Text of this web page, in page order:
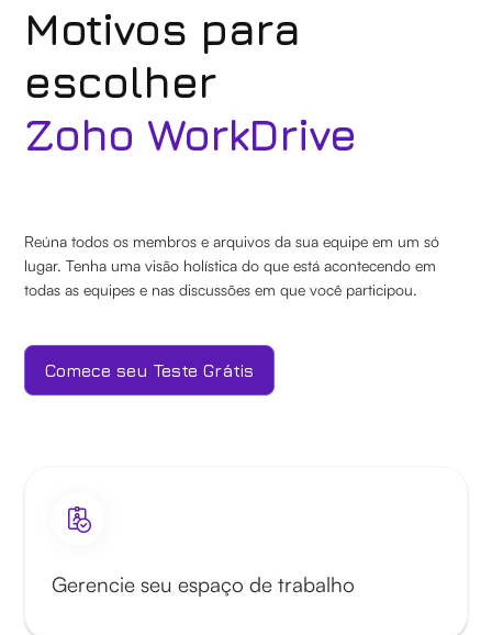
Motivos para
escolher
Zoho WorkDrive
Reúna todos os membros e arquivos da sua equipe em um só
lugar. Tenha uma visão holística do que está acontecendo em
todas as equipes e nas discussões em que você participou.
Comece seu Teste Grátis
Gerencie seu espaço de trabalho